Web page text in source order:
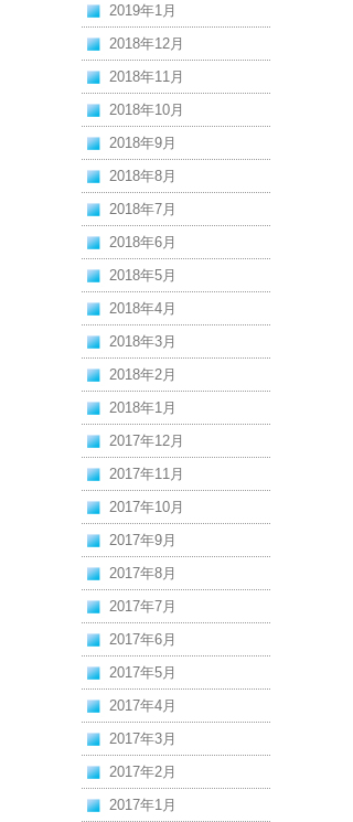
2019年1月
2018年12月
2018年11月
2018年10月
2018年9月
2018年8月
2018年7月
2018年6月
2018年5月
2018年4月
2018年3月
2018年2月
2018年1月
2017年12月
2017年11月
2017年10月
2017年9月
2017年8月
2017年7月
2017年6月
2017年5月
2017年4月
2017年3月
2017年2月
2017年1月